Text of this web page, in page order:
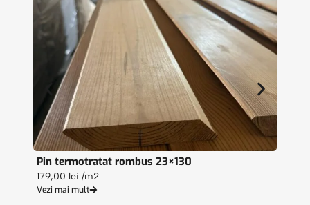
Pin termotratat rombus 23×130
179,00 lei /m2
Vezi mai mult